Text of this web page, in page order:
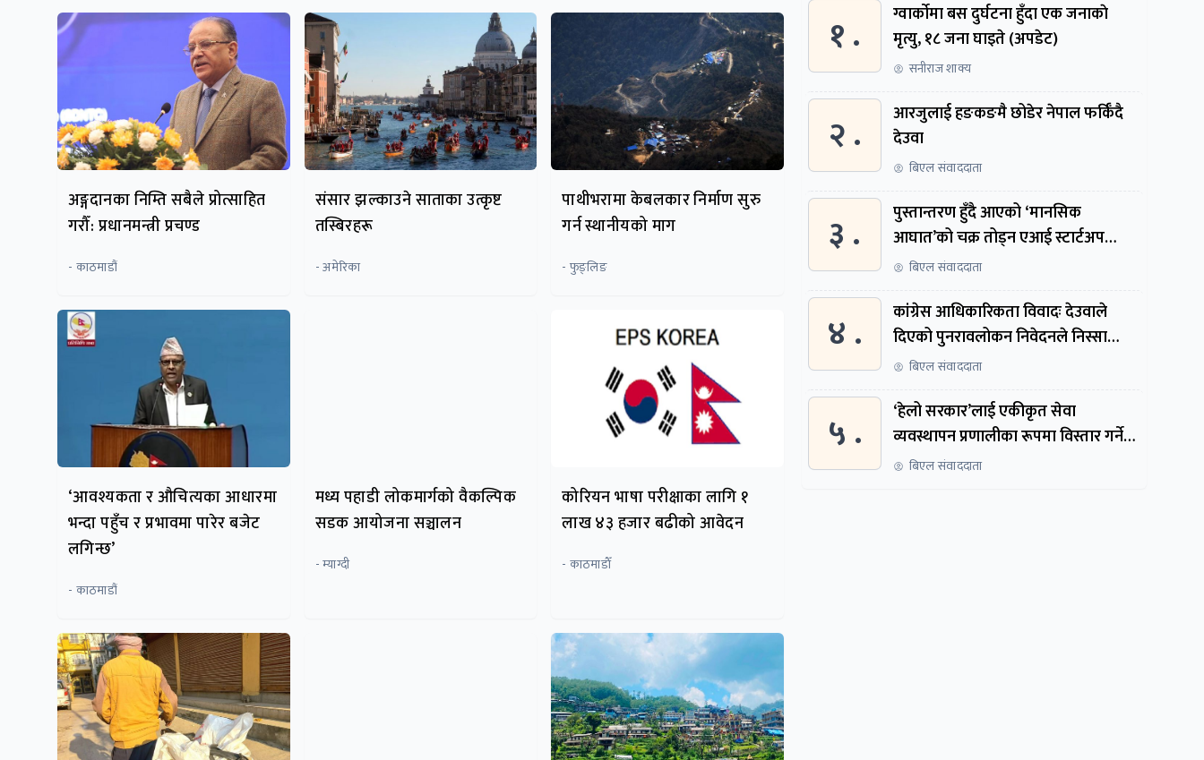
अङ्गदानका निम्ति सबैले प्रोत्साहित
गरौँ: प्रधानमन्त्री प्रचण्ड
- काठमाडौं
संसार झल्काउने साताका उत्कृष्ट
तस्बिरहरू
- अमेरिका
पाथीभरामा केबलकार निर्माण सुरु
गर्न स्थानीयको माग
- फुङ्लिङ
‘आवश्यकता र औचित्यका आधारमा
भन्दा पहुँच र प्रभावमा पारेर बजेट
लगिन्छ’
- काठमाडौं
मध्य पहाडी लोकमार्गको वैकल्पिक
सडक आयोजना सञ्चालन
- म्याग्दी
कोरियन भाषा परीक्षाका लागि १
लाख ४३ हजार बढीको आवेदन
- काठमाडाैँ
१ .
ग्वार्काेमा बस दुर्घटना हुँदा एक जनाकाे
मृत्यु, १८ जना घाइते (अपडेट)
सनीराज शाक्य
२ .
आरजुलाई हङकङमै छोडेर नेपाल फर्किँदै
देउवा
बिएल संवाददाता
३ .
पुस्तान्तरण हुँदै आएको ‘मानसिक
आघात’को चक्र तोड्न एआई स्टार्टअप
निर्माण गर्दै ३ नेपाली
बिएल संवाददाता
४ .
कांग्रेस आधिकारिकता विवादः देउवाले
दिएको पुनरावलोकन निवेदनले निस्सा
पायो, फेरि सुरुदेखि सुनुवाइ हुने
बिएल संवाददाता
५ .
‘हेलो सरकार’लाई एकीकृत सेवा
व्यवस्थापन प्रणालीका रूपमा विस्तार गर्ने
तयारी
बिएल संवाददाता